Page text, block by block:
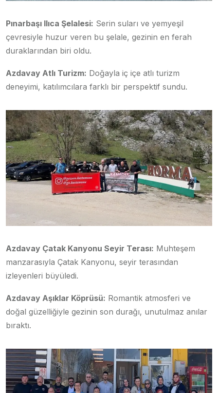
Pınarbaşı Ilıca Şelalesi: Serin suları ve yemyeşil
çevresiyle huzur veren bu şelale, gezinin en ferah
duraklarından biri oldu.
Azdavay Atlı Turizm: Doğayla iç içe atlı turizm
deneyimi, katılımcılara farklı bir perspektif sundu.
Azdavay Çatak Kanyonu Seyir Terası: Muhteşem
manzarasıyla Çatak Kanyonu, seyir terasından
izleyenleri büyüledi.
Azdavay Aşıklar Köprüsü: Romantik atmosferi ve
doğal güzelliğiyle gezinin son durağı, unutulmaz anılar
bıraktı.